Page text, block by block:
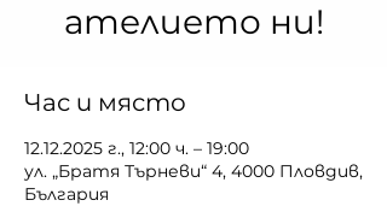
ателието ни!
Час и място
12.12.2025 г., 12:00 ч. – 19:00
ул. „Братя Търневи“ 4, 4000 Пловдив,
България